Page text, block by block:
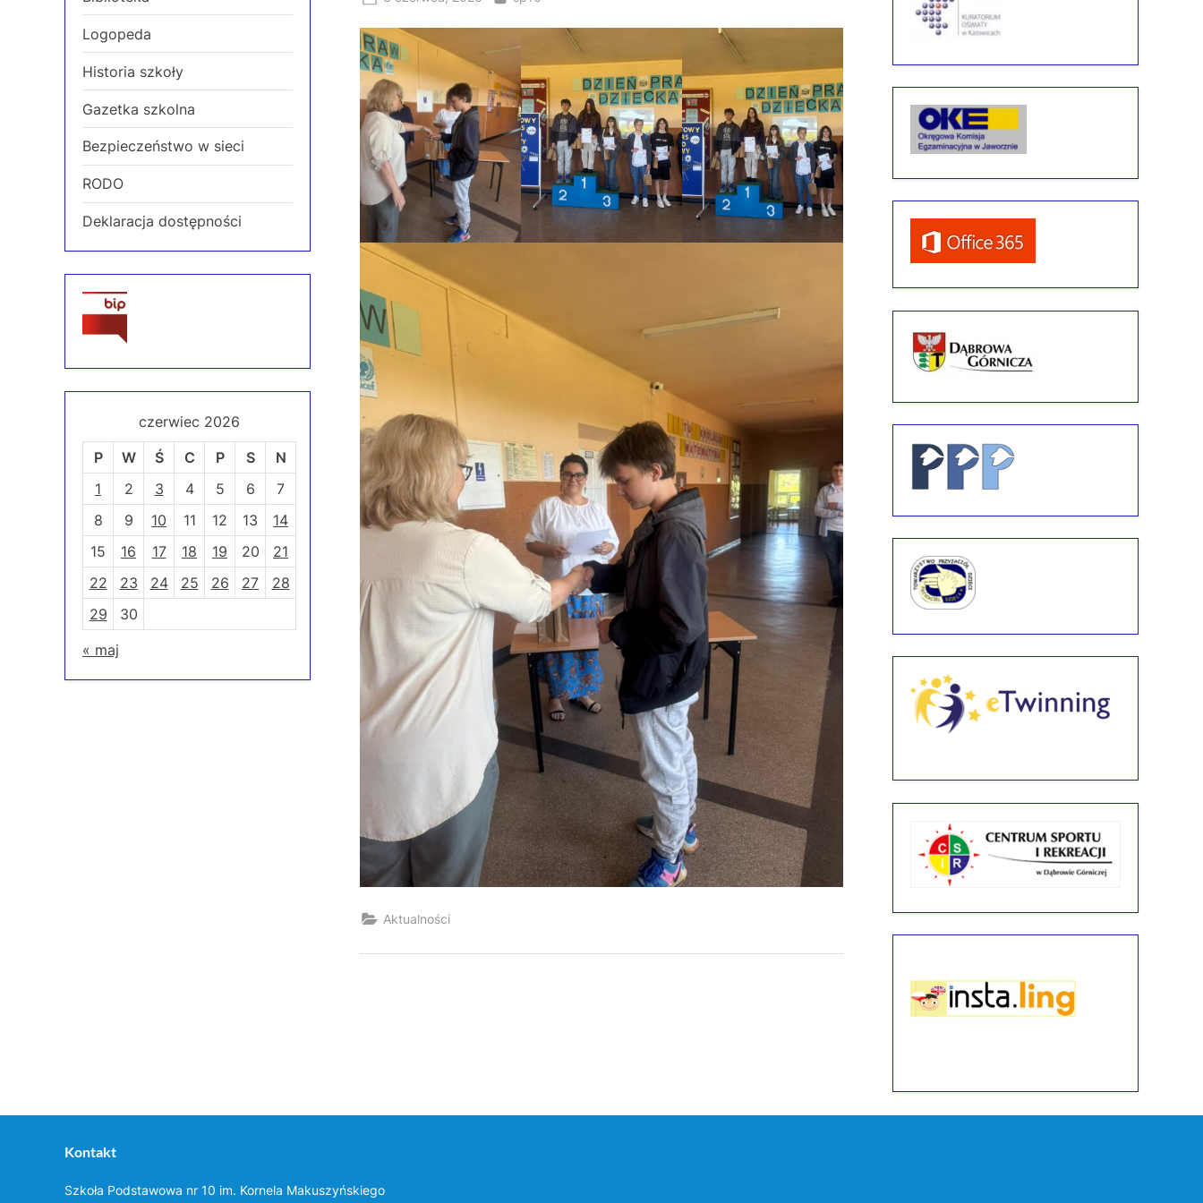
Aktualności
Logopeda
Historia szkoły
Gazetka szkolna
Bezpieczeństwo w sieci
RODO
Deklaracja dostępności
czerwiec 2026
P W Ś C P S
N
1
2 3 4 5 6
7
8
9 10 11 12 13
14
15
16 17 18 19 20
21
22
23 24 25 26 27
28
29
30
« maj
Kontakt
Szkoła Podstawowa nr 10 im. Kornela Makuszyńskiego